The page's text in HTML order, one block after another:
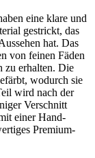
eine klare und
gestrickt, das
hat. Das
von feinen Fäden
zu erhalten. Die
wodurch sie
wird nach der
Verschnitt
einer Hand-
Premium-